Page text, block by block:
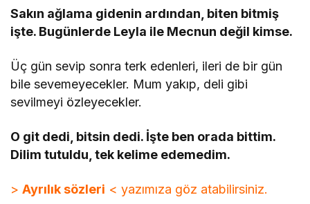
Sakın ağlama gidenin ardından, biten bitmiş
işte. Bugünlerde Leyla ile Mecnun değil kimse.
Üç gün sevip sonra terk edenleri, ileri de bir gün
bile sevemeyecekler. Mum yakıp, deli gibi
sevilmeyi özleyecekler.
O git dedi, bitsin dedi. İşte ben orada bittim.
Dilim tutuldu, tek kelime edemedim.
>Ayrılık sözleri < yazımıza göz atabilirsiniz.